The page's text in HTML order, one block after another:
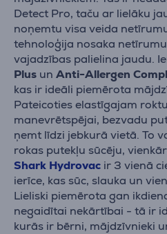
Detect Pro, taču ar lielāku
noņemtu visa veida
tehnoloģija nosaka
vajadzības palielina jaudu.
Plus unAnti-Allergen
kas ir ideāli piemērota
Pateicoties elastīgajam
manevrētspējai, bezvadu
ņemt līdzi jebkurā vietā. To
rokas putekļu sūcēju,
Shark Hydrovac ir 3 vienā
ierīce, kas sūc, slauka un
Lieliski piemērota gan
negaidītai nekārtībai - tā ir
kurās ir bērni, mājdzīvnieki